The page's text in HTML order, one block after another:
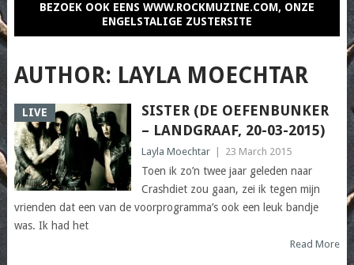
BEZOEK OOK EENS WWW.ROCKMUZINE.COM, ONZE
ENGELSTALIGE ZUSTERSITE
AUTHOR: LAYLA MOECHTAR
LIVE
SISTER (DE OEFENBUNKER
– LANDGRAAF, 20-03-2015)
Layla Moechtar 23 March 2015
Toen ik zo’n twee jaar geleden naar
Crashdiet zou gaan, zei ik tegen mijn
vrienden dat een van de voorprogramma’s ook een leuk bandje
was. Ik had het
Read More